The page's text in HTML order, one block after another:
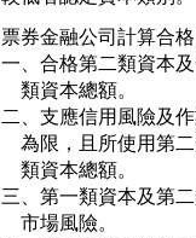
票券金融公司計算合
一、合格第二類資本
    類資本總額。
二、支應信用風險及
為限，且所使用第
    類資本總額。
三、第一類資本及第
    市場風險。